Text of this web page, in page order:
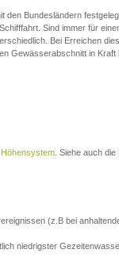
den Bundesländern
Sind immer für
Bei Erreichen
Gewässerabschnitt in Kraft
Höhensystem . Siehe auch
(z.B bei
niedrigster